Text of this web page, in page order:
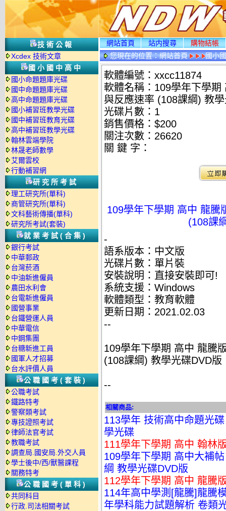
技術公報
Xcdex 技術文章
國小國中高中
國小命題題庫光碟
國中命題題庫光碟
高中命題題庫光碟
國小補習班教學光碟
國中補習班教育光碟
高中補習班教學光碟
翰林雲端學院
林晟老師數學
艾爾雲校
行動補習網
研究所考試
理工研究所(單科)
商管研究所(單科)
文科藝術傳播(單科)
研究所考試(套裝)
就業考試(合集)
銀行考試
中華郵政
台灣菸酒
中油新進僱員
農田水利會
台電新進僱員
國營事業
台鐵營運人員
中華電信
中鋼集團
台糖新進工員
國軍人才招募
台水評價人員
公職國考(套裝)
公職考試
鐵路特考
警察類考試
專技證照考試
律師法官考試
教職考試
調查局.國安局.外交人員
學士後中/西/獸醫課程
關務特考
公職國考(單科)
共同科目
行政.司法相關考試
網站首頁 站内搜尋
購物結帳
您現在的位置：網站首頁 國小
軟體編號：xxcc11874
軟體名稱：109學年下學
與反應速率 (108課綱) 教
光碟片數：1
銷售價格：$200
關注次數： 26620
關 鍵 字：
109學年下學期 高中 龍騰
(108課
-
語系版本：中文版
光碟片數：單片裝
安裝說明：直接安裝即可!
系統支援：Windows
軟體類型：教育軟體
更新日期：2021.02.03
--
109學年下學期 高中 龍騰
(108課綱) 教學光碟DVD版
--
相關商品:
113學年 技術高中命題光
學光碟
111學年下學期 高中 翰林
109學年下學期 高中大補
綱 教學光碟DVD版
112學年下學期 高中 龍騰
114年高中學測[龍騰]龍騰
年學科能力試題解析 卷類